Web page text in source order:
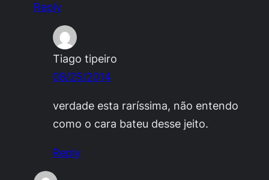
Reply
Tiago tipeiro
08/25/2014
verdade esta raríssima, não entendo
como o cara bateu desse jeito.
Reply